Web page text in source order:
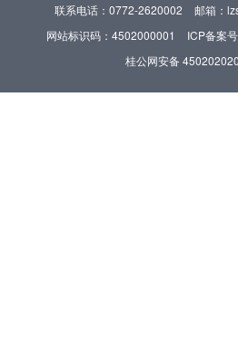
联系电话：0772-2620002
邮箱：
网站标识码：4502000001
ICP备案
桂公网安备